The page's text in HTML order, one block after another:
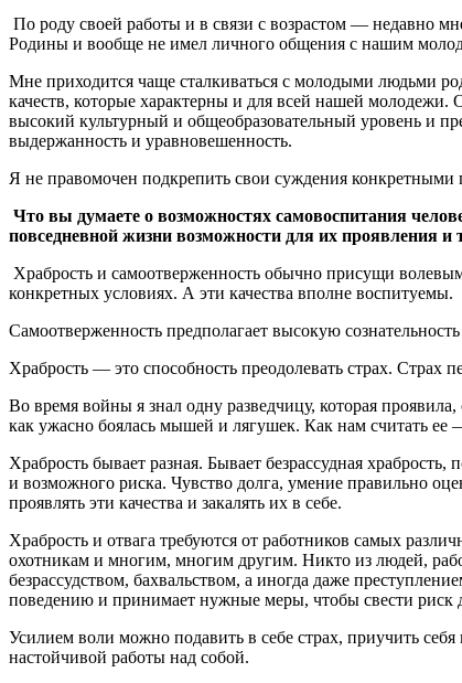
По роду своей работы и в связи с возрастом — недавно
Родины и вообще не имел личного общения с нашим
Мне приходится чаще сталкиваться с молодыми людьми
качеств, которые характерны и для всей нашей
высокий культурный и общеобразовательный уровень и
выдержанность и уравновешенность.
Я не правомочен подкрепить свои суждения
Что вы думаете о возможностях самовоспитания
повседневной жизни возможности для их проявления и
Храбрость и самоотверженность обычно присущи
конкретных условиях. А эти качества вполне воспитуемы.
Самоотверженность предполагает высокую
Храбрость — это способность преодолевать страх. Страх
Во время войны я знал одну разведчицу, которая
как ужасно боялась мышей и лягушек. Как нам считать ее
Храбрость бывает разная. Бывает безрассудная храбрость,
и возможного риска. Чувство долга, умение правильно
проявлять эти качества и закалять их в себе.
Храбрость и отвага требуются от работников самых
охотникам и многим, многим другим. Никто из людей,
безрассудством, бахвальством, а иногда даже
поведению и принимает нужные меры, чтобы свести риск
Усилием воли можно подавить в себе страх, приучить
настойчивой работы над собой.